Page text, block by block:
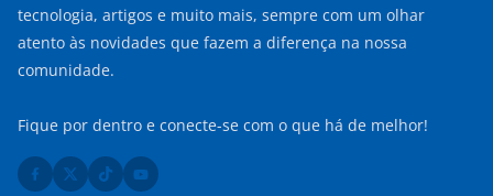
tecnologia, artigos e muito mais, sempre com um olhar
atento às novidades que fazem a diferença na nossa
comunidade.
Fique por dentro e conecte-se com o que há de melhor!